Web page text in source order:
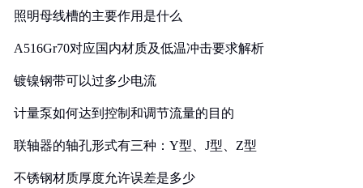
照明母线槽的主要作用是什么
A516Gr70对应国内材质及低温冲击要求解析
镀镍钢带可以过多少电流
计量泵如何达到控制和调节流量的目的
联轴器的轴孔形式有三种：Y型、J型、Z型
不锈钢材质厚度允许误差是多少